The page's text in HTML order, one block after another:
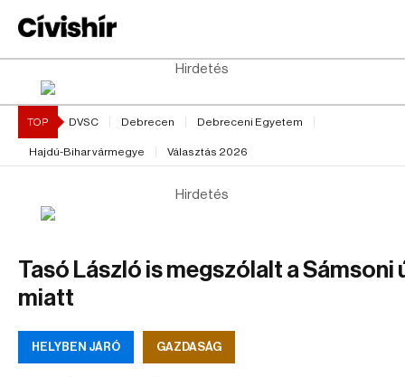
Hirdetés
TOP DVSC Debrecen Debreceni Egyetem
Hajdú-Bihar vármegye Választás 2026
Hirdetés
Tasó László is megszólalt a Sámsoni
miatt
HELYBEN JÁRÓ GAZDASÁG